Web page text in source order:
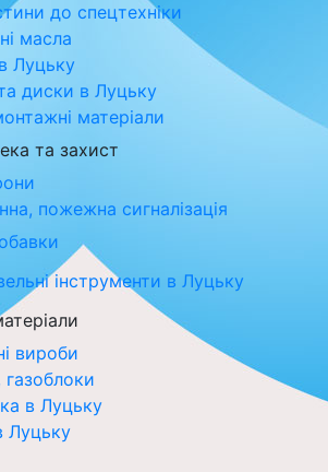
до спецтехніки
масла
Луцьку
диски в Луцьку
матеріали
та захист
пожежна сигналізація
інструменти в Луцьку
вироби
в Луцьку
Луцьку